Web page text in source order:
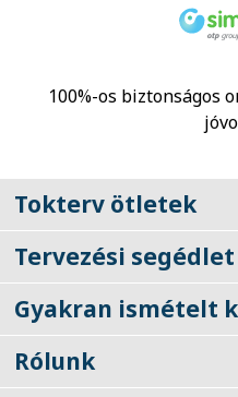
100%-os biztonságos
Tokterv ötletek
Tervezési segédlet
Gyakran ismételt
Rólunk